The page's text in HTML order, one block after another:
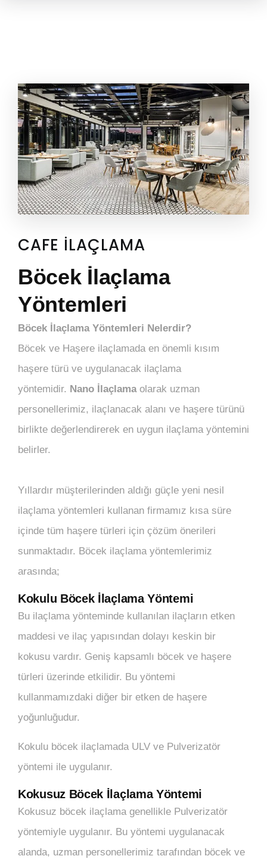
CAFE ILAÇLAMA
Böcek İlaçlama
Yöntemleri
Böcek İlaçlama Yöntemleri Nelerdir?
Böcek ve Haşere ilaçlamada en önemli kısım
haşere türü ve uygulanacak ilaçlama
yöntemidir. Nano İlaçlamaolarak uzman
personellerimiz, ilaçlanacak alanı ve haşere türünü
birlikte değerlendirerek en uygun ilaçlama yöntemini
belirler.
Yıllardır müşterilerinden aldığı güçle yeni nesil
ilaçlama yöntemleri kullanan firmamız kısa süre
içinde tüm haşere türleri için çözüm önerileri
sunmaktadır. Böcek ilaçlama yöntemlerimiz
arasında;
Kokulu Böcek İlaçlama Yöntemi
Bu ilaçlama yönteminde kullanılan ilaçların etken
maddesi ve ilaç yapısından dolayı keskin bir
kokusu vardır. Geniş kapsamlı böcek ve haşere
türleri üzerinde etkilidir. Bu yöntemi
kullanmamızdaki diğer bir etken de haşere
yoğunluğudur.
Kokulu böcek ilaçlamada ULV ve Pulverizatör
yöntemi ile uygulanır.
Kokusuz Böcek İlaçlama Yöntemi
Kokusuz böcek ilaçlama genellikle Pulverizatör
yöntemiyle uygulanır. Bu yöntemi uygulanacak
alanda, uzman personellerimiz tarafından böcek ve